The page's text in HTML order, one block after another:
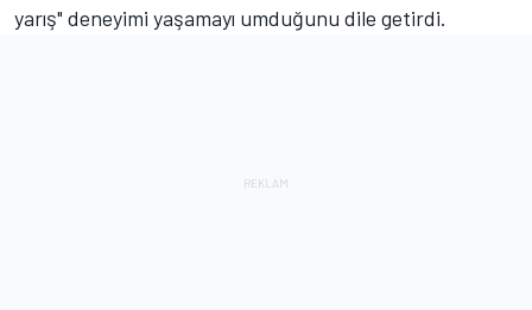
yarış" deneyimi yaşamayı umduğunu dile getirdi.